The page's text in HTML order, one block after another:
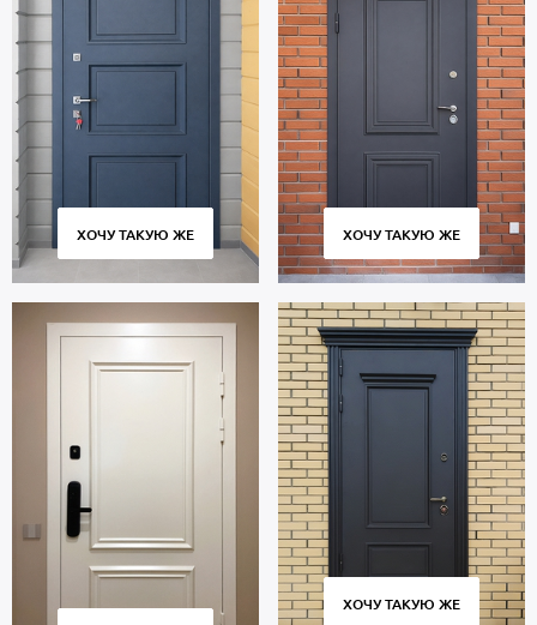
входят в комплект.
В полости створки имеется утепление отсутствует. Уплотнение: 2
контура для дополнительной защиты от шума.
Полуторная дверь с багетными полотнами рассчитана на
длительную эксплуатацию и сохраняет работоспособность в
течение 10 тысяч циклов открытия и закрытия створки.
Современное оборудование, постоянный контроль качества на
всех этапах производства обеспечивают плотное прилегание
створки к коробке без скрипов и деформаций.
Цена указана за стандартный размер 2000х800 мм. Гарантия 5
лет.
Позвоните в отдел продаж или оставьте заявку на сайте, чтобы
купить дверь под ваш размер. Бесплатный вызов замерщика.
Изготовление от 2 дн. Аккуратная доставка по Москве и МО,
профессиональный монтаж.
ХОЧУ ТАКУЮ ЖЕ ХОЧУ ТАКУЮ ЖЕ
ХОЧУ ТАКУЮ ЖЕ